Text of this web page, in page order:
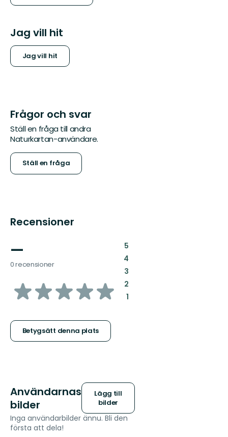
Jag vill hit
Jag vill hit
Frågor och svar
Ställ en fråga till andra
Naturkartan-användare.
Ställ en fråga
Recensioner
—
0 recensioner
av
stjärnor
Betygsätt denna plats
5:
4:
3:
2:
1:
Användarnas
bilder
Lägg till
bilder
Inga användarbilder ännu. Bli den
första att dela!